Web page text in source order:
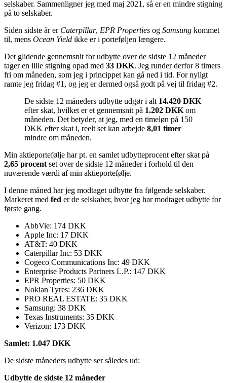
selskaber. Sammenligner jeg med maj 2021, så er en mindre stigning
på to selskaber.
Siden sidste år er Caterpillar, EPR Properties og Samsung kommet
til, mens Ocean Yield ikke er i porteføljen længere.
Det glidende gennemsnit for udbytte over de sidste 12 måneder
tager en lille stigning opad med 33 DKK. Jeg runder derfor 8 timers
fri om måneden, som jeg i princippet kan gå ned i tid. For nyligt
ramte jeg fridag #1, og jeg er dermed også godt på vej til fridag #2.
De sidste 12 måneders udbytte udgør i alt 14.420 DKK
efter skat, hvilket er et gennemsnit på 1.202 DKK om
måneden. Det betyder, at jeg, med en timeløn på 150
DKK efter skat i, reelt set kan arbejde 8,01 timer
mindre om måneden.
Min aktieportefølje har pt. en samlet udbytteprocent efter skat på
2,65 procent set over de sidste 12 måneder i forhold til den
nuværende værdi af min aktieportefølje.
I denne måned har jeg modtaget udbytte fra følgende selskaber.
Markeret med fed er de selskaber, hvor jeg har modtaget udbytte for
første gang.
AbbVie: 174 DKK
Apple Inc: 17 DKK
AT&T: 40 DKK
Caterpillar Inc: 53 DKK
Cogeco Communications Inc: 49 DKK
Enterprise Products Partners L.P.: 147 DKK
EPR Properties: 50 DKK
Nokian Tyres: 236 DKK
PRO REAL ESTATE: 35 DKK
Samsung: 38 DKK
Texas Instruments: 35 DKK
Verizon: 173 DKK
Samlet: 1.047 DKK
De sidste måneders udbytte ser således ud:
Udbytte de sidste 12 måneder